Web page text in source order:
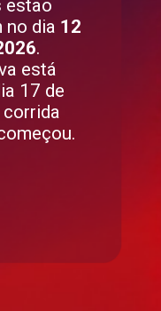
estão
no dia 12
.
está
17 de